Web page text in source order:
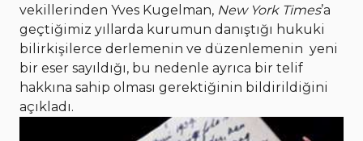
vekillerinden Yves Kugelman, New York Times’a
geçtiğimiz yıllarda kurumun danıştığı hukuki
bilirkişilerce derlemenin ve düzenlemenin yeni
bir eser sayıldığı, bu nedenle ayrıca bir telif
hakkına sahip olması gerektiğinin bildirildiğini
açıkladı.